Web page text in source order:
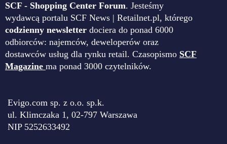
SCF - Shopping Center Forum. Jesteśmy
wydawcą portalu SCF News | Retailnet.pl, którego
codzienny newsletter dociera do ponad 6000
odbiorców: najemców, deweloperów oraz
dostawców usług dla rynku retail. Czasopismo SCF
Magazine ma ponad 3000 czytelników.
Evigo.com sp. z o.o. sp.k.
ul. Klimczaka 1, 02-797 Warszawa
NIP 5252633492